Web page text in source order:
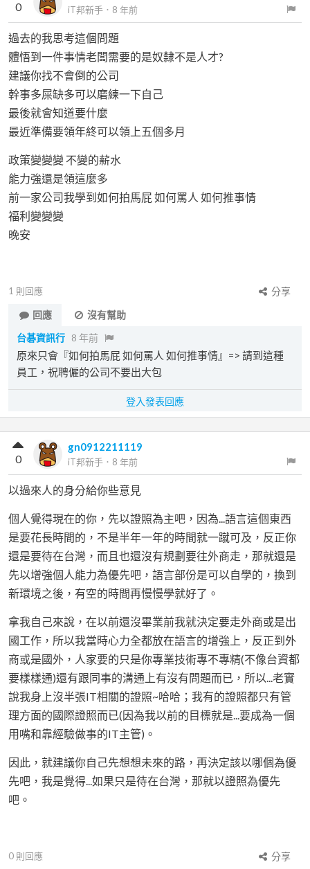
iT邦新手 ． 8 年前
0
過去的我思考這個問題
體悟到一件事情老闆需要的是奴隸不是人才?
建議你找不會倒的公司
幹事多屎缺多可以磨練一下自己
最後就會知道要什麼
最近準備要領年終可以領上五個多月
政策變變變 不變的薪水
能力強還是領這麼多
前一家公司我學到如何拍馬屁 如何罵人 如何推事情
福利變變變
晚安
1 則回應
分享
回應
沒有幫助
台碁資訊行 8 年前
原來只會『如何拍馬屁 如何罵人 如何推事情』=> 請到這種
員工，祝聘僱的公司不要出大包
登入發表回應
gn0912211119
iT邦新手 ． 8 年前
0
以過來人的身分給你些意見
個人覺得現在的你，先以證照為主吧，因為...語言這個東西
是要花長時間的，不是半年一年的時間就一蹴可及，反正你
還是要待在台灣，而且也還沒有規劃要往外商走，那就還是
先以增強個人能力為優先吧，語言部份是可以自學的，換到
新環境之後，有空的時間再慢慢學就好了。
拿我自己來說，在以前還沒畢業前我就決定要走外商或是出
國工作，所以我當時心力全都放在語言的增強上，反正到外
商或是國外，人家要的只是你專業技術專不專精(不像台資都
要樣樣通)還有跟同事的溝通上有沒有問題而已，所以...老實
說我身上沒半張IT相關的證照~哈哈；我有的證照都只有管
理方面的國際證照而已(因為我以前的目標就是...要成為一個
用嘴和靠經驗做事的IT主管)。
因此，就建議你自己先想想未來的路，再決定該以哪個為優
先吧，我是覺得...如果只是待在台灣，那就以證照為優先
吧。
0 則回應 分享